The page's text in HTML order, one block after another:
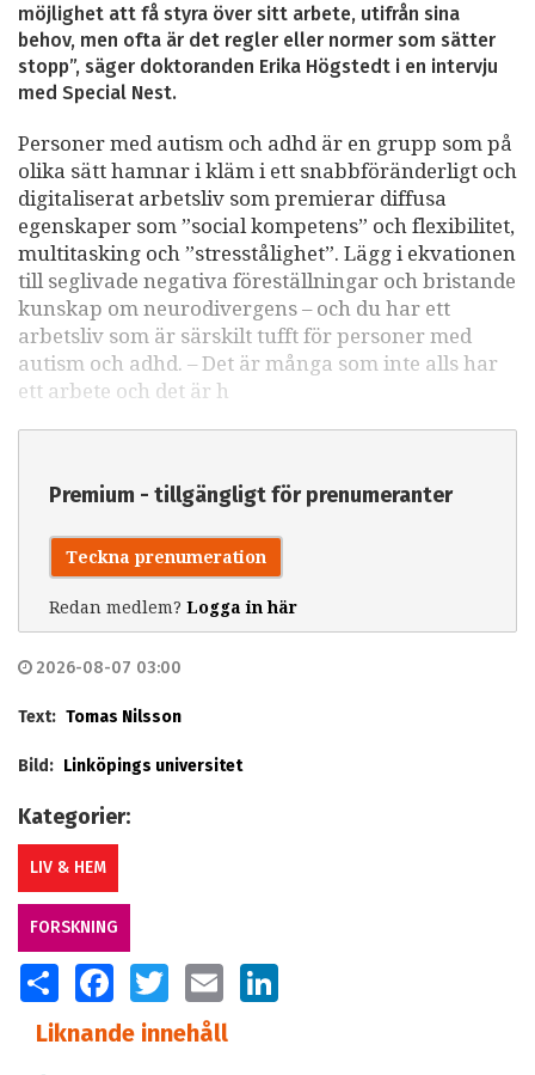
möjlighet att få styra över sitt arbete, utifrån sina
behov, men ofta är det regler eller normer som sätter
stopp”, säger doktoranden Erika Högstedt i en intervju
med Special Nest.
Personer med autism och adhd är en grupp som på
olika sätt hamnar i kläm i ett snabbföränderligt och
digitaliserat arbetsliv som premierar diffusa
egenskaper som ”social kompetens” och flexibilitet,
multitasking och ”stresstålighet”. Lägg i ekvationen
till seglivade negativa föreställningar och bristande
kunskap om neurodivergens – och du har ett
arbetsliv som är särskilt tufft för personer med
autism och adhd. – Det är många som inte alls har
ett arbete och det är h
Premium - tillgängligt för prenumeranter
Teckna prenumeration
Redan medlem? Logga in här
2026-08-07 03:00
Text: Tomas Nilsson
Bild: Linköpings universitet
Kategorier:
LIV & HEM
FORSKNING
SHARE FACEBOOKTWITTER EMAIL
Liknande innehåll